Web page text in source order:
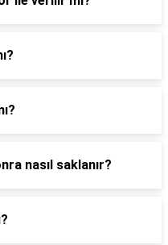
nasıl saklanır?